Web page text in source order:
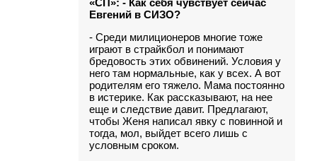
«СП»: - Как себя чувствует сейчас
Евгений в СИЗО?
- Среди милиционеров многие тоже
играют в страйкбол и понимают
бредовость этих обвинений. Условия у
него там нормальные, как у всех. А вот
родителям его тяжело. Мама постоянно
в истерике. Как рассказывают, на нее
еще и следствие давит. Предлагают,
чтобы Женя написал явку с повинной и
тогда, мол, выйдет всего лишь с
условным сроком.